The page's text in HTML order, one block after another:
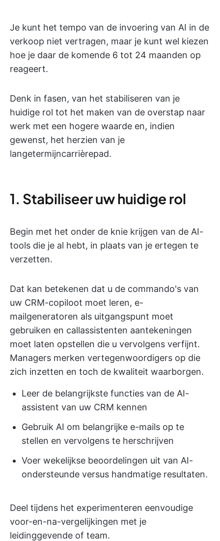
Je kunt het tempo van de invoering van AI in de
verkoop niet vertragen, maar je kunt wel kiezen
hoe je daar de komende 6 tot 24 maanden op
reageert.
Denk in fasen, van het stabiliseren van je
huidige rol tot het maken van de overstap naar
werk met een hogere waarde en, indien
gewenst, het herzien van je
langetermijncarrièrepad.
1. Stabiliseer uw huidige rol
Begin met het onder de knie krijgen van de AI-
tools die je al hebt, in plaats van je ertegen te
verzetten.
Dat kan betekenen dat u de commando's van
uw CRM-copiloot moet leren, e-
mailgeneratoren als uitgangspunt moet
gebruiken en callassistenten aantekeningen
moet laten opstellen die u vervolgens verfijnt.
Managers merken vertegenwoordigers op die
zich inzetten en toch de kwaliteit waarborgen.
Leer de belangrijkste functies van de AI-
assistent van uw CRM kennen
Gebruik AI om belangrijke e-mails op te
stellen en vervolgens te herschrijven
Voer wekelijkse beoordelingen uit van AI-
ondersteunde versus handmatige resultaten.
Deel tijdens het experimenteren eenvoudige
voor-en-na-vergelijkingen met je
leidinggevende of team.